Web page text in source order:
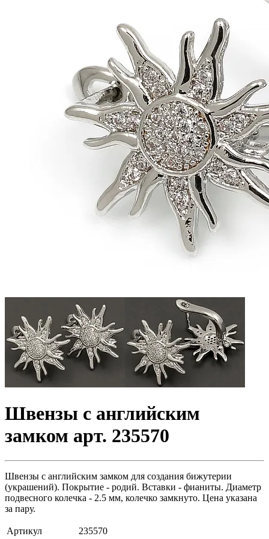
Швензы с английским
замком арт. 235570
Швензы с английским замком для создания бижутерии
(украшений). Покрытие - родий. Вставки - фианиты. Диаметр
подвесного колечка - 2.5 мм, колечко замкнуто. Цена указана
за пару.
Артикул
235570